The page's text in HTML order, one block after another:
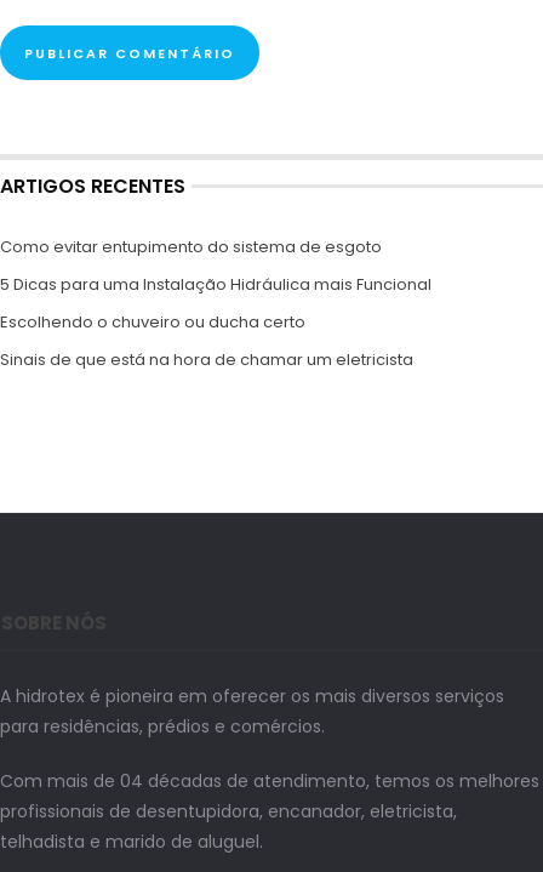
ARTIGOS RECENTES
Como evitar entupimento do sistema de esgoto
5 Dicas para uma Instalação Hidráulica mais Funcional
Escolhendo o chuveiro ou ducha certo
Sinais de que está na hora de chamar um eletricista
A hidrotex é pioneira em oferecer os mais diversos serviços
para residências, prédios e comércios.
Com mais de 04 décadas de atendimento, temos os melhores
profissionais de desentupidora, encanador, eletricista,
telhadista e marido de aluguel.